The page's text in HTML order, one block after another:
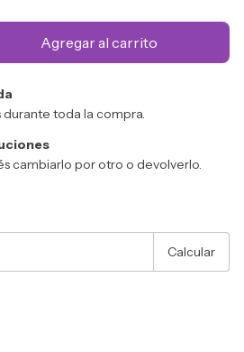
durante toda la compra.
cambiarlo por otro o devolverlo.
Calcular